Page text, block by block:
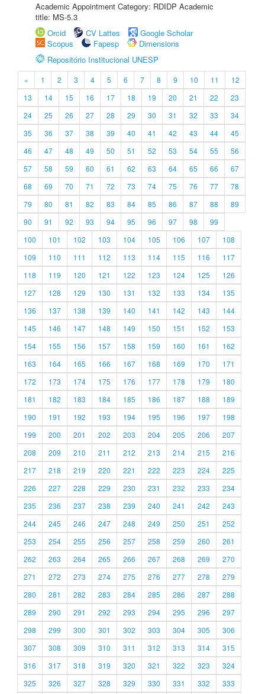
Academic Appointment Category: RDIDP Academic
title: MS-5.3
Orcid
CV Lattes
Google Scholar
Scopus
Fapesp
Dimensions
Repositório Institucional UNESP
« 1 2 3 4 5 6 7 8 9 10 11
12
13
14 15 16 17 18 19 20 21 22
23
24
25 26 27 28 29 30 31 32 33
34
35
36 37 38 39 40 41 42 43 44
45
46
47 48 49 50 51 52 53 54 55
56
57
58 59 60 61 62 63 64 65 66
67
68
69 70 71 72 73 74 75 76 77
78
79
80 81 82 83 84 85 86 87 88
89
90
91 92 93 94 95 96 97 98
99
100
101 102 103 104 105 106 107
108
109
110 111 112 113 114 115 116
117
118
119 120 121 122 123 124 125
126
127
128 129 130 131 132 133 134
135
136
137 138 139 140 141 142 143
144
145
146 147 148 149 150 151 152
153
154
155 156 157 158 159 160 161
162
163
164 165 166 167 168 169 170
171
172
173 174 175 176 177 178 179
180
181
182 183 184 185 186 187 188
189
190
191 192 193 194 195 196 197
198
199
200 201 202 203 204 205 206
207
208
209 210 211 212 213 214 215
216
217
218 219 220 221 222 223 224
225
226
227 228 229 230 231 232 233
234
235
236 237 238 239 240 241 242
243
244
245 246 247 248 249 250 251
252
253
254 255 256 257 258 259 260
261
262
263 264 265 266 267 268 269
270
271
272 273 274 275 276 277 278
279
280
281 282 283 284 285 286 287
288
289
290 291 292 293 294 295 296
297
298
299 300 301 302 303 304 305
306
307
308 309 310 311 312 313 314
315
316
317 318 319 320 321 322 323
324
325
326 327 328 329 330 331 332 333